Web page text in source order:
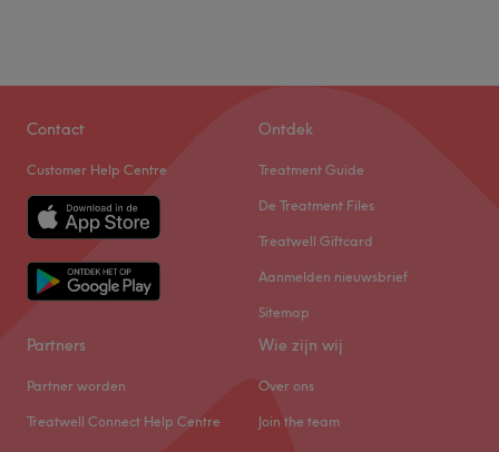
Contact
Customer Help Centre
Ontdek
Treatment Guide
De Treatment Files
Treatwell Giftcard
Aanmelden nieuwsbrief
Sitemap
Partners
Partner worden
Treatwell Connect Help Centre
Wie zijn wij
Over ons
Join the team